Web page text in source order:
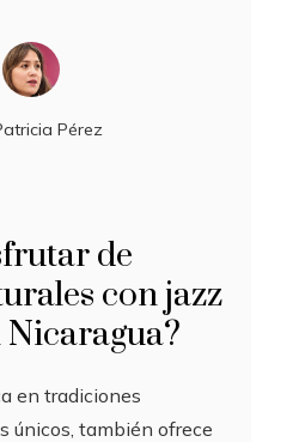
Pérez
de
con jazz
Nicaragua?
en tradiciones
únicos, también ofrece